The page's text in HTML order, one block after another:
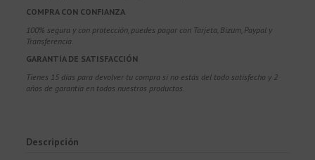
COMPRA CON CONFIANZA
100% segura y con protección, puedes pagar con Tarjeta, Bizum, Paypal y
Transferencia.
GARANTÍA DE SATISFACCIÓN
Tienes 15 días para devolver tu compra si no estás del todo satisfecho y 2
años de garantía en todos nuestros productos.
Descripción